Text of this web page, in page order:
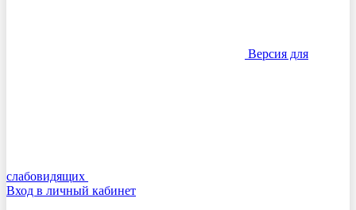
Версия для
слабовидящих
Вход в личный кабинет